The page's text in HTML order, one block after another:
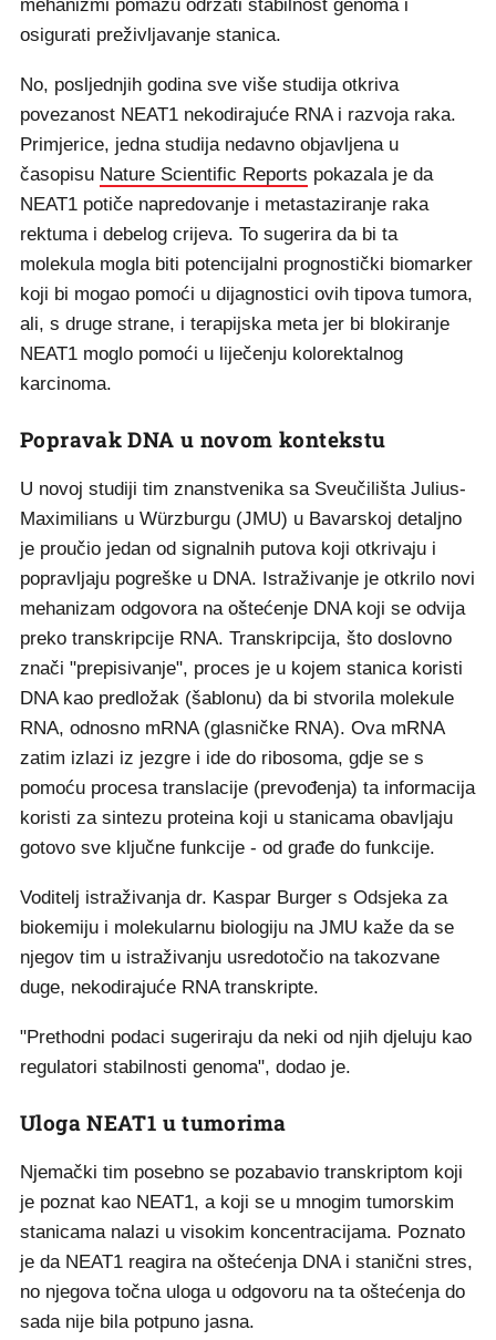
mehanizmi pomažu održati stabilnost genoma i
osigurati preživljavanje stanica.
No, posljednjih godina sve više studija otkriva
povezanost NEAT1 nekodirajuće RNA i razvoja raka.
Primjerice, jedna studija nedavno objavljena u
časopisu Nature Scientific Reports pokazala je da
NEAT1 potiče napredovanje i metastaziranje raka
rektuma i debelog crijeva. To sugerira da bi ta
molekula mogla biti potencijalni prognostički biomarker
koji bi mogao pomoći u dijagnostici ovih tipova tumora,
ali, s druge strane, i terapijska meta jer bi blokiranje
NEAT1 moglo pomoći u liječenju kolorektalnog
karcinoma.
Popravak DNA u novom kontekstu
U novoj studiji tim znanstvenika sa Sveučilišta Julius-
Maximilians u Würzburgu (JMU) u Bavarskoj detaljno
je proučio jedan od signalnih putova koji otkrivaju i
popravljaju pogreške u DNA. Istraživanje je otkrilo novi
mehanizam odgovora na oštećenje DNA koji se odvija
preko transkripcije RNA. Transkripcija, što doslovno
znači "prepisivanje", proces je u kojem stanica koristi
DNA kao predložak (šablonu) da bi stvorila molekule
RNA, odnosno mRNA (glasničke RNA). Ova mRNA
zatim izlazi iz jezgre i ide do ribosoma, gdje se s
pomoću procesa translacije (prevođenja) ta informacija
koristi za sintezu proteina koji u stanicama obavljaju
gotovo sve ključne funkcije - od građe do funkcije.
Voditelj istraživanja dr. Kaspar Burger s Odsjeka za
biokemiju i molekularnu biologiju na JMU kaže da se
njegov tim u istraživanju usredotočio na takozvane
duge, nekodirajuće RNA transkripte.
"Prethodni podaci sugeriraju da neki od njih djeluju kao
regulatori stabilnosti genoma", dodao je.
Uloga NEAT1 u tumorima
Njemački tim posebno se pozabavio transkriptom koji
je poznat kao NEAT1, a koji se u mnogim tumorskim
stanicama nalazi u visokim koncentracijama. Poznato
je da NEAT1 reagira na oštećenja DNA i stanični stres,
no njegova točna uloga u odgovoru na ta oštećenja do
sada nije bila potpuno jasna.